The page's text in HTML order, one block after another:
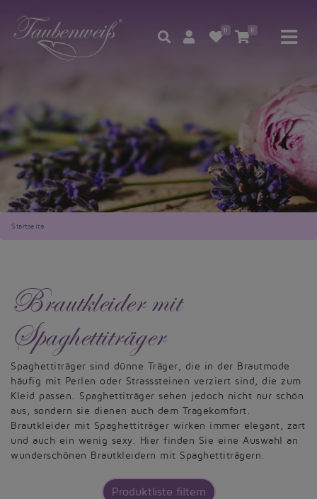
0 0
Startseite
Brautkleider mit
Spaghettiträger
Spaghettiträger sind dünne Träger, die in der Brautmode
häufig mit Perlen oder Strasssteinen verziert sind, die zum
Kleid passen. Spaghettiträger sehen jedoch nicht nur schön
aus, sondern sie dienen auch dem Tragekomfort.
Brautkleider mit Spaghettiträger wirken immer elegant, zart
und auch ein wenig sexy. Hier finden Sie eine Auswahl an
wunderschönen Brautkleidern mit Spaghettiträgern.
Produktliste filtern